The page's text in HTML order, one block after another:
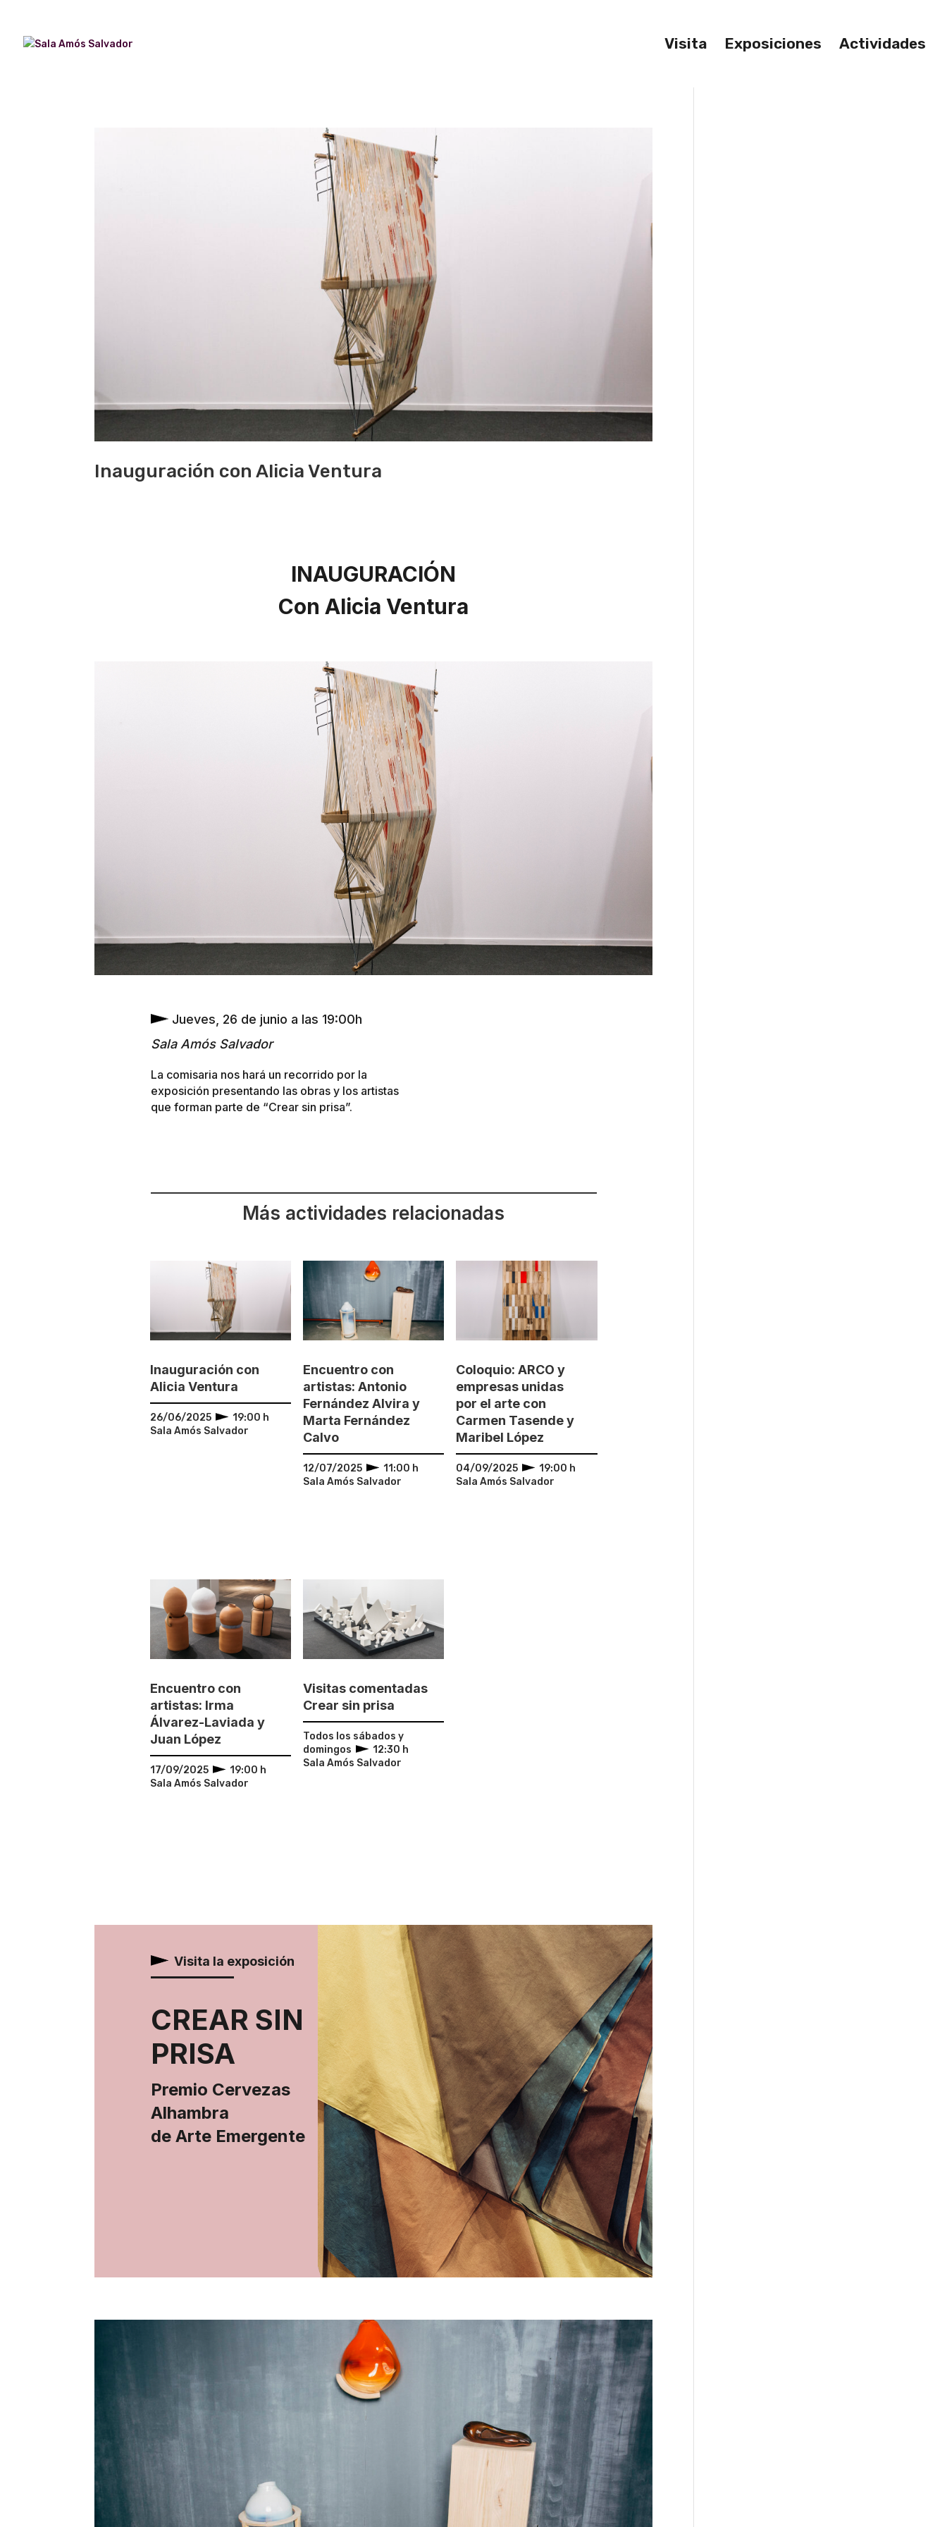
Visita Exposiciones Actividades
Inauguración con Alicia Ventura
INAUGURACIÓN
Con Alicia Ventura
Jueves, 26 de junio a las 19:00h
Sala Amós Salvador
La comisaria nos hará un recorrido por la
exposición presentando las obras y los artistas
que forman parte de “Crear sin prisa”.
Más actividades relacionadas
Inauguración con
Alicia Ventura
26/06/2025
19:00 h
Sala Amós Salvador
Encuentro con
artistas: Irma
Álvarez-Laviada y
Juan López
17/09/2025
19:00 h
Sala Amós Salvador
Encuentro con
artistas: Antonio
Fernández Alvira y
Marta Fernández
Calvo
12/07/2025
11:00 h
Sala Amós Salvador
Visitas comentadas
Crear sin prisa
Todos los sábados y
domingos
12:30 h
Sala Amós Salvador
Coloquio: ARCO y
empresas unidas
por el arte con
Carmen Tasende y
Maribel López
04/09/2025
19:00 h
Sala Amós Salvador
Visita la exposición
CREAR SIN
PRISA
Premio Cervezas
Alhambra
de Arte Emergente